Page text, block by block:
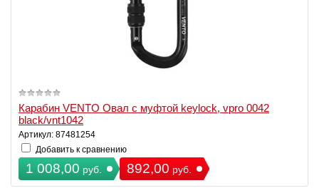
Карабин VENTO Овал с муфтой keylock, vpro 0042
black/vnt1042
Артикул: 87481254
Добавить к сравнению
1 008,00 руб. 892,00 руб.